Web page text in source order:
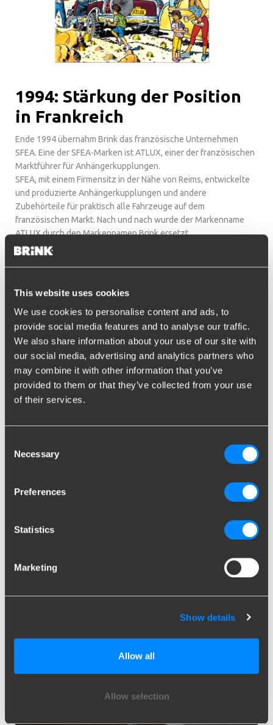
This website uses cookies
We use cookies to personalise content and ads, to
provide social media features and to analyse our traffic.
We also share information about your use of our site with
our social media, advertising and analytics partners who
may combine it with other information that you’ve
provided to them or that they’ve collected from your use
of their services.
Selection
Necessary
Preferences
Statistics
Marketing
Show details
Allow all
Allow selection
1994: Stärkung der Position
in Frankreich
Ende 1994 übernahm Brink das französische Unternehmen
SFEA. Eine der SFEA-Marken ist ATLUX, einer der französischen
Marktführer für Anhängerkupplungen.
SFEA, mit einem Firmensitz in der Nähe von Reims, entwickelte
und produzierte Anhängerkupplungen und andere
Zubehörteile für praktisch alle Fahrzeuge auf dem
französischen Markt. Nach und nach wurde der Markenname
ATLUX durch den Markennamen Brink ersetzt.
1998: Kauf einer Fabrik in
Italien
1998 wurde Ellebi von Brink International übernommen. Ellebi
war ein Hersteller von Anhängerkupplungen und Anhängern für
Mit dem Bau der neuen Fabrik in Reims wurde die Produktion
2014 wurde die Anhängersparte von Ellebi an die Firma